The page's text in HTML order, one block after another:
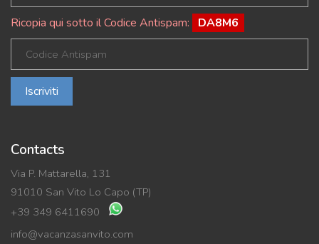
Ricopia qui sotto il Codice Antispam: DA8M6
Iscriviti
Contacts
Via P. Mattarella, 131
91010 San Vito Lo Capo (TP)
+39 349 6411690
info@vacanzasanvito.com